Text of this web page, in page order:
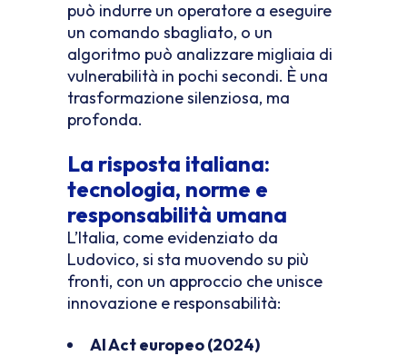
può indurre un operatore a eseguire
un comando sbagliato, o un
algoritmo può analizzare migliaia di
vulnerabilità in pochi secondi. È una
trasformazione silenziosa, ma
profonda.
La risposta italiana:
tecnologia, norme e
responsabilità umana
L’Italia, come evidenziato da
Ludovico, si sta muovendo su più
fronti, con un approccio che unisce
innovazione e responsabilità:
AI Act europeo (2024)